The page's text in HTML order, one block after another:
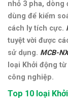
nhỏ 3 pha, dòng
dùng để kiểm
cách ly tích cực.
tuyệt vời được
sử dụng. MCB-
loại Khởi động
công nghiệp.
Top 10 loại